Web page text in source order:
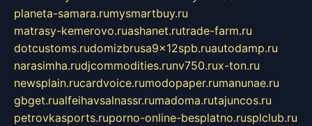
planeta-samara.rumysmartbuy.ru
matrasy-kemerovo.ruashanet.rutrade-farm.ru
dotcustoms.rudomizbrusa9x12spb.ruautodamp.ru
narasimha.rudjcommodities.runv750.rux-ton.ru
newsplain.rucardvoice.rumodopaper.rumanunae.ru
gbget.rualfeihavsalnassr.rumadoma.rutajuncos.ru
petrovkasports.ruporno-online-besplatno.rusplclub.ru